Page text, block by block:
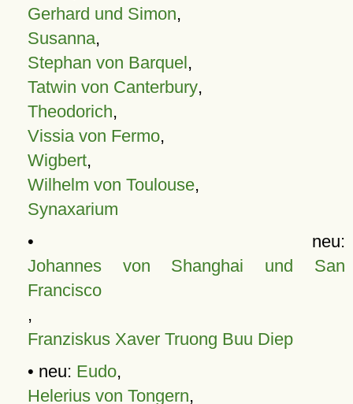
Gerhard und Simon,
Susanna,
Stephan von Barquel,
Tatwin von Canterbury,
Theodorich,
Vissia von Fermo,
Wigbert,
Wilhelm von Toulouse,
Synaxarium
• neu:
Johannes von Shanghai und San
Francisco
,
Franziskus Xaver Truong Buu Diep
• neu: Eudo,
Helerius von Tongern,